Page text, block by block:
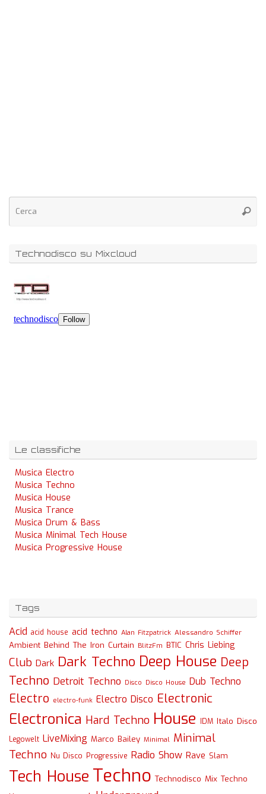
Technodisco su Mixcloud
Le classifiche
Musica Electro
Musica Techno
Musica House
Musica Trance
Musica Drum & Bass
Musica Minimal Tech House
Musica Progressive House
Tags
Acid acid house acid techno Alan Fitzpatrick Alessandro Schiffer
Ambient Behind The Iron Curtain BlitzFm BTIC Chris Liebing
Club Dark Dark Techno Deep House Deep
Techno Detroit Techno Disco Disco House Dub Techno
Electro electro-funk Electro Disco Electronic
Electronica Hard Techno House IDM Italo Disco
Legowelt LiveMixing Marco Bailey Minimal Minimal
Techno Nu Disco Progressive Radio Show Rave Slam
Tech House Techno Technodisco Mix Techno